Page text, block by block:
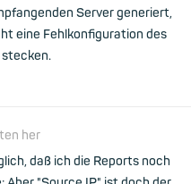
Server generiert,
eine Fehlkonfiguration des
her
daß ich die Reports noch